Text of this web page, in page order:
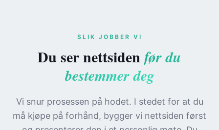
SLIK JOBBER VI
Du ser nettsidenfør du
bestemmer deg
Vi snur prosessen på hodet. I stedet for at du
må kjøpe på forhånd, bygger vi nettsiden først